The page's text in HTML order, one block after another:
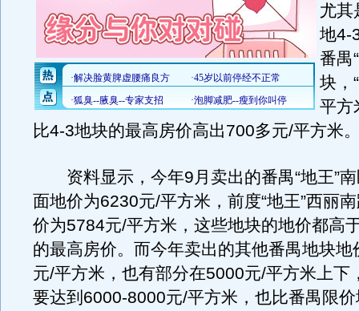
尤其
地4-
番禺
块，
平方
比4-3地块的最高房价高出700多元/平方米
资料显示，今年9月卖出的番禺“地王”南
面地价为6230元/平方米，前度“地王”西丽
价为5784元/平方米，这些地块的地价都高
的最高房价。而今年卖出的其他番禺地块
元/平方米，也有部分在5000元/平方米上下
要达到6000-8000元/平方米，也比番禺限